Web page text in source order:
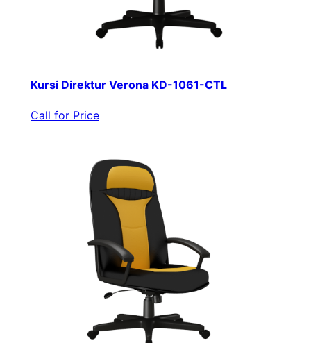
Kursi Direktur Verona KD-1061-CTL
Call for Price